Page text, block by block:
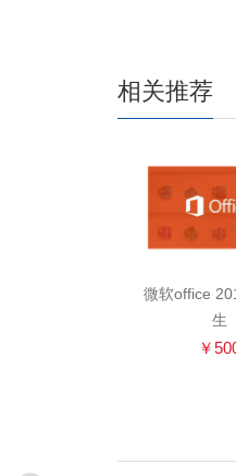
相关推荐
微软office
生
￥